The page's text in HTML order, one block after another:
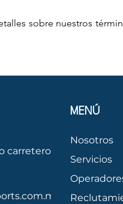
sobre nuestros
sur,
MENÚ
Nosotros
Servicios